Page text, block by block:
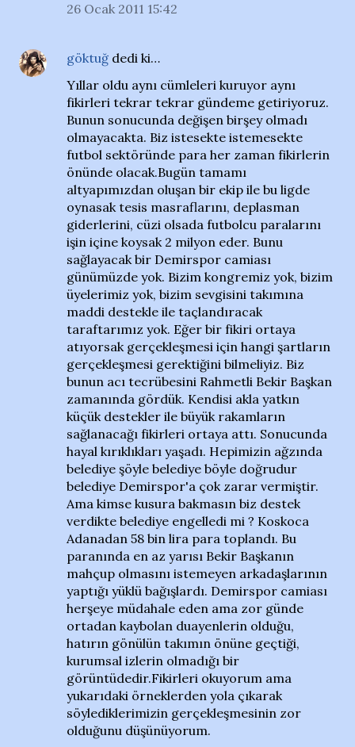
26 Ocak 2011 15:42
göktuğ dedi ki…
Yıllar oldu aynı cümleleri kuruyor aynı
fikirleri tekrar tekrar gündeme getiriyoruz.
Bunun sonucunda değişen birşey olmadı
olmayacakta. Biz istesekte istemesekte
futbol sektöründe para her zaman fikirlerin
önünde olacak.Bugün tamamı
altyapımızdan oluşan bir ekip ile bu ligde
oynasak tesis masraflarını, deplasman
giderlerini, cüzi olsada futbolcu paralarını
işin içine koysak 2 milyon eder. Bunu
sağlayacak bir Demirspor camiası
günümüzde yok. Bizim kongremiz yok, bizim
üyelerimiz yok, bizim sevgisini takımına
maddi destekle ile taçlandıracak
taraftarımız yok. Eğer bir fikiri ortaya
atıyorsak gerçekleşmesi için hangi şartların
gerçekleşmesi gerektiğini bilmeliyiz. Biz
bunun acı tecrübesini Rahmetli Bekir Başkan
zamanında gördük. Kendisi akla yatkın
küçük destekler ile büyük rakamların
sağlanacağı fikirleri ortaya attı. Sonucunda
hayal kırıklıkları yaşadı. Hepimizin ağzında
belediye şöyle belediye böyle doğrudur
belediye Demirspor'a çok zarar vermiştir.
Ama kimse kusura bakmasın biz destek
verdikte belediye engelledi mi ? Koskoca
Adanadan 58 bin lira para toplandı. Bu
paranında en az yarısı Bekir Başkanın
mahçup olmasını istemeyen arkadaşlarının
yaptığı yüklü bağışlardı. Demirspor camiası
herşeye müdahale eden ama zor günde
ortadan kaybolan duayenlerin olduğu,
hatırın gönülün takımın önüne geçtiği,
kurumsal izlerin olmadığı bir
görüntüdedir.Fikirleri okuyorum ama
yukarıdaki örneklerden yola çıkarak
söylediklerimizin gerçekleşmesinin zor
olduğunu düşünüyorum.